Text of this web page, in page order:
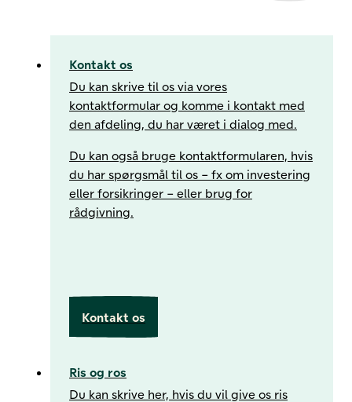
Kontakt os
Du kan skrive til os via vores
kontaktformular og komme i kontakt med
den afdeling, du har været i dialog med.
Du kan også bruge kontaktformularen, hvis
du har spørgsmål til os – fx om investering
eller forsikringer – eller brug for
rådgivning.
Kontakt os
Ris og ros
Du kan skrive her, hvis du vil give os ris